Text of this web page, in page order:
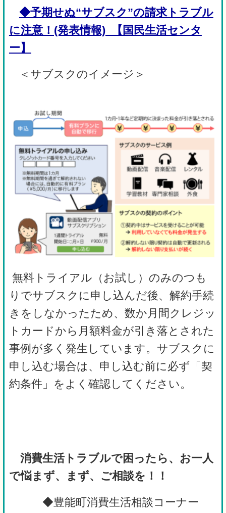
◆予期せぬ“サブスク”の請求トラブル
に注意！(発表情報)_【国民生活センタ
ー】
＜サブスクのイメージ＞
無料トライアル（お試し）のみのつも
りでサブスクに申し込んだ後、解約手続
きをしなかったため、数か月間クレジッ
トカードから月額料金が引き落とされた
事例が多く発生しています。サブスクに
申し込む場合は、申し込む前に必ず「契
約条件」をよく確認してください。
消費生活トラブルで困ったら、お一人
で悩まず、まず、ご相談を！！
◆豊能町消費生活相談コーナー